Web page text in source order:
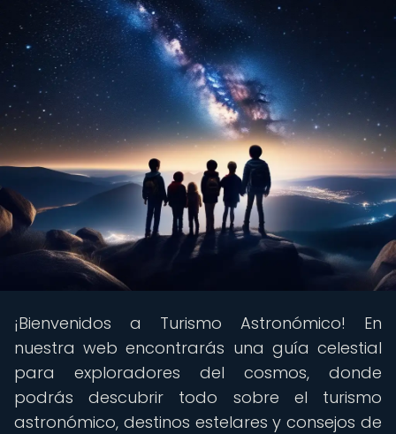
¡Bienvenidos a Turismo Astronómico! En
nuestra web encontrarás una guía celestial
para exploradores del cosmos, donde
podrás descubrir todo sobre el turismo
astronómico, destinos estelares y consejos de